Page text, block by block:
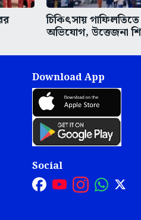
চিকিৎসায়
অভিযোগ, উত্তেজনা
Download App
Social